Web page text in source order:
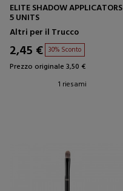
ELITE SHADOW APPLICATORS
5 UNITS
Altri per il Trucco
2,45 € 30% Sconto
Prezzo originale 3,50 €
1 riesami